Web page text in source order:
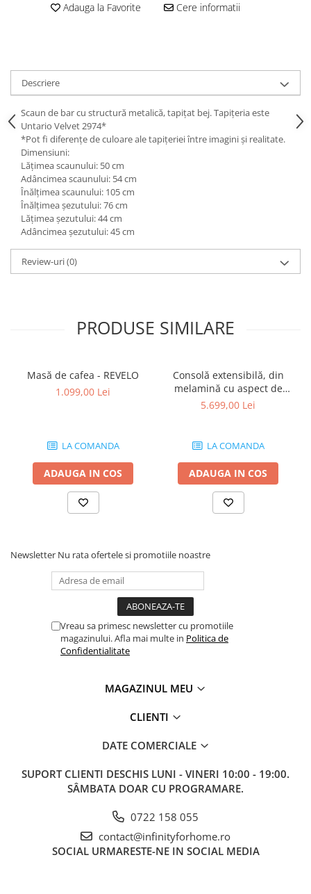
Accesorii decorative
Accesorii pentru servire
Textile pentru casa
Corpuri de iluminat
Home Office
Designers' Choice
Adauga la Favorite Cere informatii
Descriere
Scaun de bar cu structură metalică, tapițat bej. Tapițeria este
Untario Velvet 2974*
*Pot fi diferențe de culoare ale tapițeriei între imagini și realitate.
Dimensiuni:
Lățimea scaunului: 50 cm
Adâncimea scaunului: 54 cm
Înălțimea scaunului: 105 cm
Înălțimea șezutului: 76 cm
Lățimea șezutului: 44 cm
Adâncimea șezutului: 45 cm
Review-uri(0)
PRODUSE SIMILARE
Masă de cafea - REVELO
1.099,00 Lei
LA COMANDA
ADAUGA IN COS
Consolă extensibilă, din
melamină cu aspect de
frasin alb - ANGELICA
5.699,00 Lei
LA COMANDA
ADAUGA IN COS
Newsletter Nu rata ofertele si promotiile noastre
Vreau sa primesc newsletter cu promotiile
magazinului. Afla mai multe in Politica de
Confidentialitate
MAGAZINUL MEU
CLIENTI
DATE COMERCIALE
SUPORT CLIENTI DESCHIS LUNI - VINERI 10:00 - 19:00.
SÂMBATA DOAR CU PROGRAMARE.
0722 158 055
contact@infinityforhome.ro
SOCIAL URMARESTE-NE IN SOCIAL MEDIA